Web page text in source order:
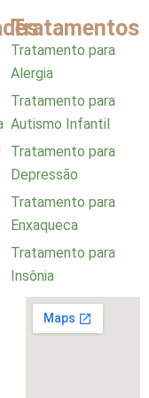
Tratamentos
Tratamento para
Alergia
Tratamento para
Autismo Infantil
Tratamento para
Depressão
Tratamento para
Enxaqueca
Tratamento para
Insônia